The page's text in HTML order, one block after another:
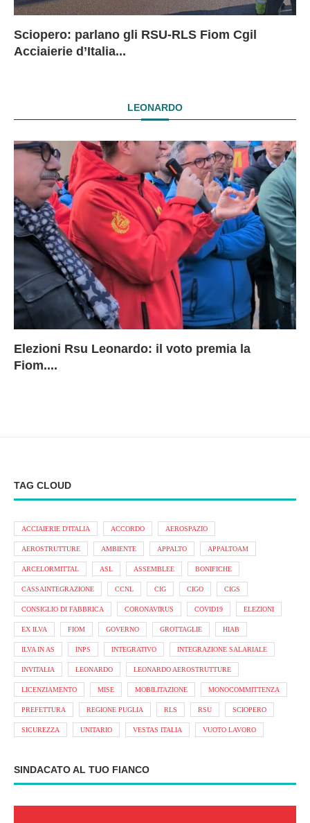
Sciopero: parlano gli RSU-RLS Fiom Cgil
Acciaierie d’Italia...
LEONARDO
Elezioni Rsu Leonardo: il voto premia la
Fiom....
TAG CLOUD
ACCIAIERIE D'ITALIA ACCORDO AEROSPAZIO
AEROSTRUTTURE AMBIENTE APPALTO APPALTOAM
ARCELORMITTAL ASL ASSEMBLEE BONIFICHE
CASSAINTEGRAZIONE CCNL CIG CIGO CIGS
CONSIGLIO DI FABBRICA CORONAVIRUS COVID19 ELEZIONI
EX ILVA FIOM GOVERNO GROTTAGLIE HIAB
ILVA IN AS INPS INTEGRATIVO INTEGRAZIONE SALARIALE
INVITALIA LEONARDO LEONARDO AEROSTRUTTURE
LICENZIAMENTO MISE MOBILITAZIONE MONOCOMMITTENZA
PREFETTURA REGIONE PUGLIA RLS RSU SCIOPERO
SICUREZZA UNITARIO VESTAS ITALIA VUOTO LAVORO
SINDACATO AL TUO FIANCO